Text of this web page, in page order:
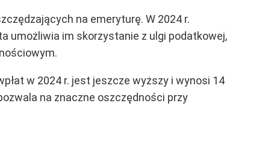
na emeryturę. W 2024 r.
umożliwia im skorzystanie z ulgi podatkowej,
w 2024 r. jest jeszcze wyższy i wynosi 14
na znaczne oszczędności przy